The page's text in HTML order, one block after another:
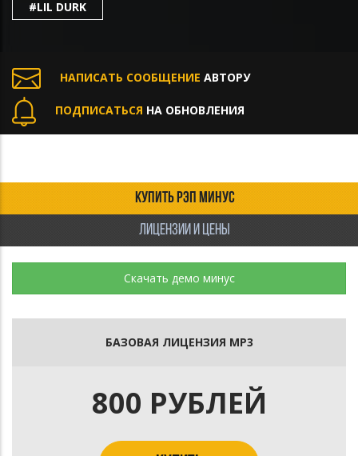
#LIL DURK
НАПИСАТЬ СООБЩЕНИЕ АВТОРУ
ПОДПИСАТЬСЯ НА ОБНОВЛЕНИЯ
КУПИТЬ РЭП МИНУС
ЛИЦЕНЗИИ И ЦЕНЫ
Скачать демо минус
БАЗОВАЯ ЛИЦЕНЗИЯ MP3
800 РУБЛЕЙ